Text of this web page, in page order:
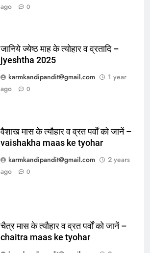
ago
0
जानिये ज्येष्ठ माह के त्योहार व व्रतादि –
jyeshtha 2025
karmkandipandit@gmail.com
1 year
ago
0
वैशाख मास के त्यौहार व व्रत पर्वों को जानें –
vaishakha maas ke tyohar
karmkandipandit@gmail.com
2 years
ago
0
चैत्र मास के त्यौहार व व्रत पर्वों को जानें –
chaitra maas ke tyohar